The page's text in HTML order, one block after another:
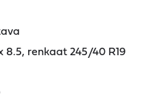
8.5, renkaat 245/40 R19